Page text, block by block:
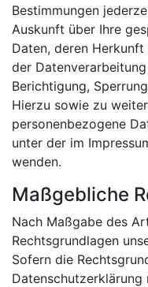
Bestimmungen
Auskunft über Ihre
Daten, deren
der
Berichtigung,
Hierzu sowie zu
personenbezogene
unter der im
wenden.
Maßgebliche
Nach Maßgabe des
Rechtsgrundlagen
Sofern die